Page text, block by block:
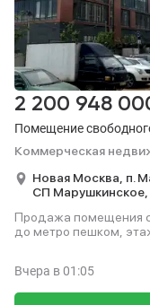
Помещение
Коммерческая
2 200 948
Новая Москва, п.
СП Марушкинское,
Продажа помещения
до метро пешком,
Вчера в 01:05